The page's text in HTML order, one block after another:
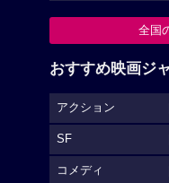
全国
おすすめ映画ジ
アクション
SF
コメディ